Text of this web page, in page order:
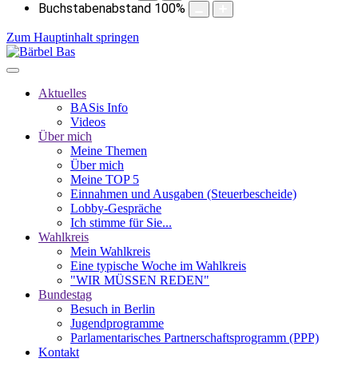
Buchstabenabstand 100%
Zum Hauptinhalt springen
Aktuelles
BASis Info
Videos
Über mich
Meine Themen
Über mich
Meine TOP 5
Einnahmen und Ausgaben (Steuerbescheide)
Lobby-Gespräche
Ich stimme für Sie...
Wahlkreis
Mein Wahlkreis
Eine typische Woche im Wahlkreis
"WIR MÜSSEN REDEN"
Bundestag
Besuch in Berlin
Jugendprogramme
Parlamentarisches Partnerschaftsprogramm (PPP)
Kontakt